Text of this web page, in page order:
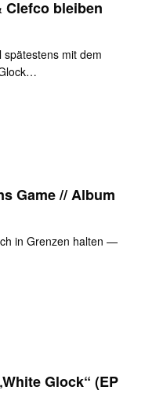
bleiben
mit dem
Game // Album
in Grenzen halten —
Glock“ (EP